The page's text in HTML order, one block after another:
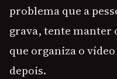
problema que a
grava, tente manter
que organiza o
depois.